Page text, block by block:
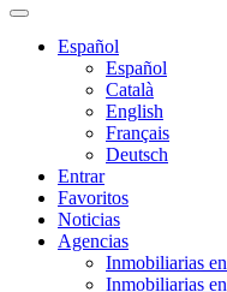
Español
Español
Català
English
Français
Deutsch
Entrar
Favoritos
Noticias
Agencias
Inmobiliarias en
Inmobiliarias en